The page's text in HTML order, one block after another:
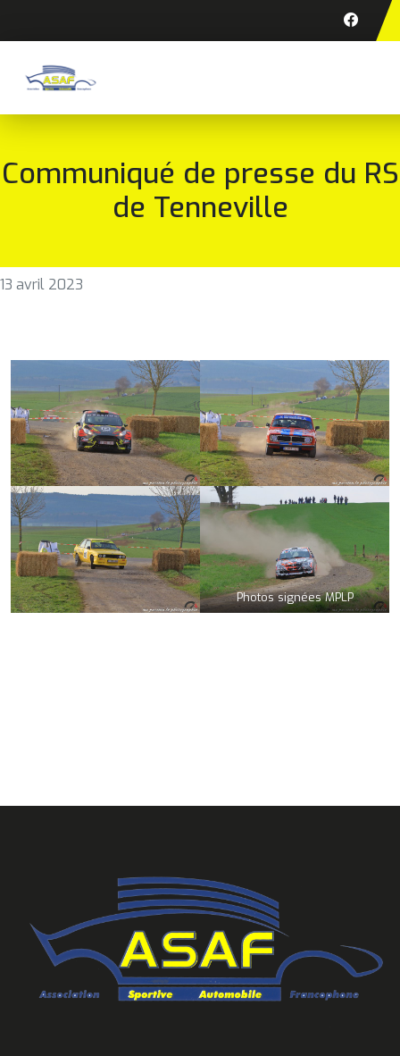
Communiqué de presse du RS
de Tenneville
13 avril 2023
Photos signées MPLP